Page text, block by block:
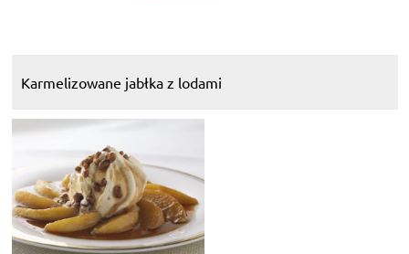
Karmelizowane jabłka z lodami